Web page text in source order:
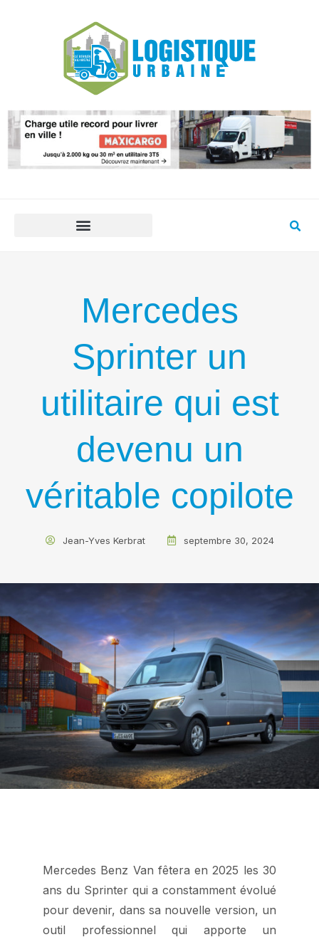
Mercedes
Sprinter un
utilitaire qui est
devenu un
véritable copilote
Jean-Yves Kerbrat septembre 30, 2024
Mercedes Benz Van fêtera en 2025 les 30
ans du Sprinter qui a constamment évolué
pour devenir, dans sa nouvelle version, un
outil professionnel qui apporte un